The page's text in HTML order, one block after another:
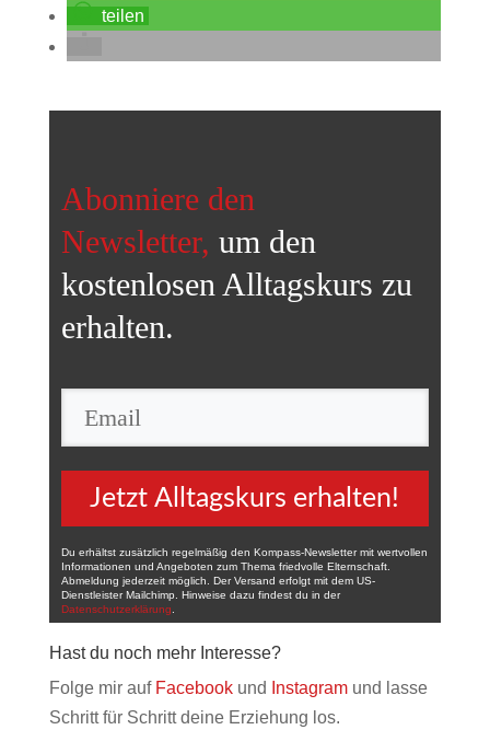
teilen
Abonniere den
Newsletter, um den
kostenlosen Alltagskurs zu
erhalten.
Jetzt Alltagskurs erhalten!
Du erhältst zusätzlich regelmäßig den Kompass-Newsletter mit wertvollen
Informationen und Angeboten zum Thema friedvolle Elternschaft.
Abmeldung jederzeit möglich. Der Versand erfolgt mit dem US-
Dienstleister Mailchimp. Hinweise dazu findest du in der
Datenschutzerklärung
Hast du noch mehr Interesse?
Folge mir auf Facebookund Instagramund lasse
Schritt für Schritt deine Erziehung los.